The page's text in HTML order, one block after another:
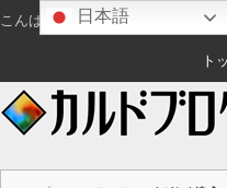
こんばんは ゲスト さん
ト
日本語